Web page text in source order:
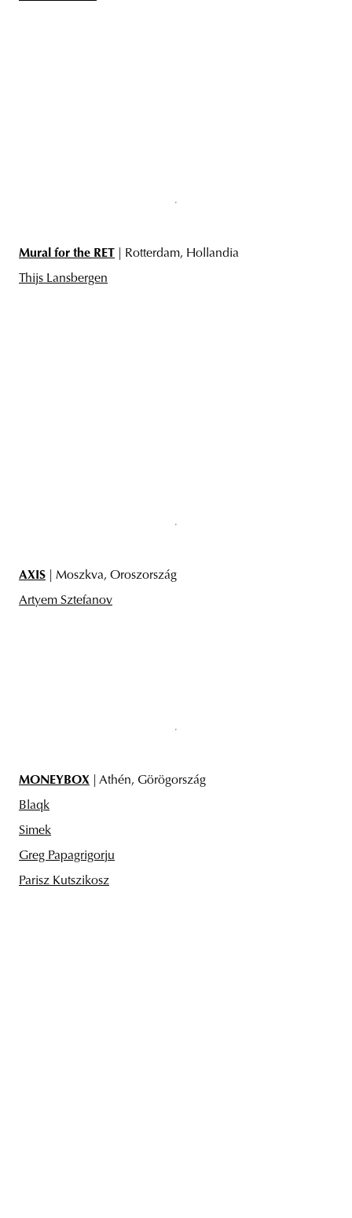
Mural for the RET | Rotterdam, Hollandia
Thijs Lansbergen
AXIS | Moszkva, Oroszország
Artyem Sztefanov
MONEYBOX | Athén, Görögország
Blaqk
Simek
Greg Papagrigorju
Parisz Kutszikosz